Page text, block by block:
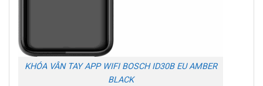
KHÓA VÂN TAY APP WIFI BOSCH ID30B EU AMBER
BLACK